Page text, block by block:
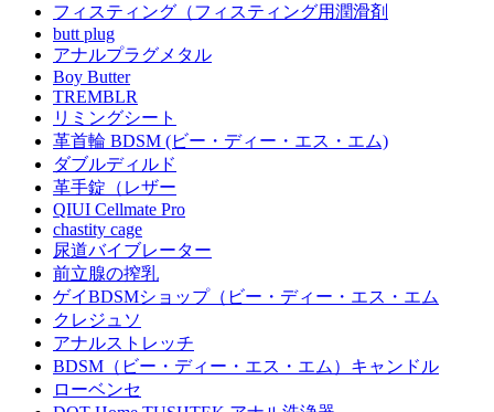
フィスティング（フィスティング用潤滑剤
butt plug
アナルプラグメタル
Boy Butter
TREMBLR
リミングシート
革首輪 BDSM (ビー・ディー・エス・エム)
ダブルディルド
革手錠（レザー
QIUI Cellmate Pro
chastity cage
尿道バイブレーター
前立腺の搾乳
ゲイBDSMショップ（ビー・ディー・エス・エム
クレジュソ
アナルストレッチ
BDSM（ビー・ディー・エス・エム）キャンドル
ローベンセ